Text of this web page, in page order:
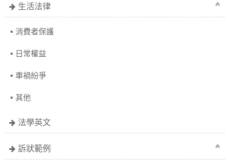
生活法律
消費者保護
日常權益
車禍紛爭
其他
法學英文
訴狀範例